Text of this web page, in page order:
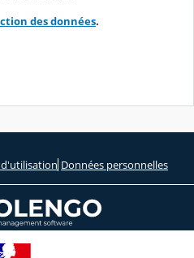
des données.
Données personnelles